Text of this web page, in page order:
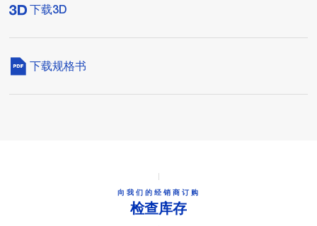
下载3D
下载规格书
向我们的经销商订购
检查库存